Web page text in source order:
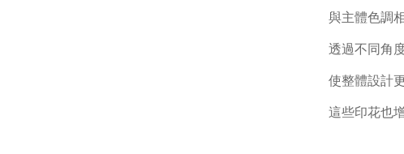
與主體色調
透過不同角
使整體設計
這些印花也